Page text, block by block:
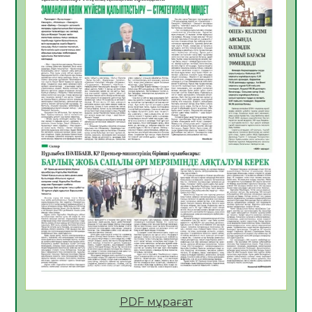
05.08.2026
32
Қазақстан Орталық Азиядағы көшуге ең
қолайлы ел атанды
05.08.2026
33
Өрт қауіпсіздігі талаптарын сақтау – әр
азаматтың міндеті
05.08.2026
33
Руслан Рүстемұлы облыс әкімінің
кеңесшісі болып тағайындалды
05.08.2026
30
Цифрландыру саласын дамыту аясында
салынатын жаңа орталықтың жобасы
талқыланды
05.08.2026
30
құралдарының таныстырылымы өтті
PDF мұрағат